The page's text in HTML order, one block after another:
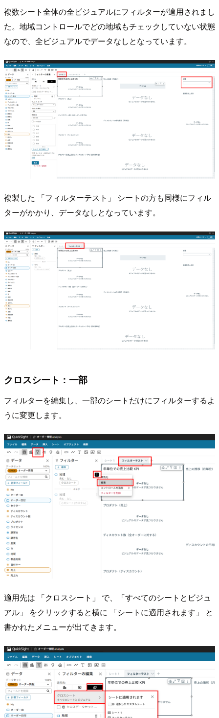
複数シート全体の全ビジュアルにフィルターが適用されまし
た。地域コントロールでどの地域もチェックしていない状態
なので、全ビジュアルでデータなしとなっています。
複製した 「フィルターテスト」 シートの方も同様にフィル
ターがかかり、データなしとなっています。
クロスシート：一部
フィルターを編集し、一部のシートだけにフィルターするよ
うに変更します。
適用先は 「クロスシート」 で、「すべてのシートとビジュ
アル」 をクリックすると横に 「シートに適用されます」 と
書かれたメニューが出てきます。